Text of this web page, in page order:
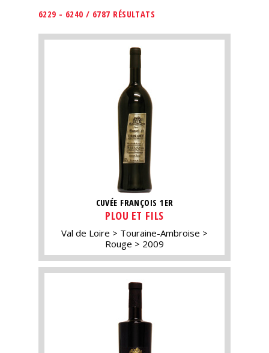
6229 - 6240 / 6787 RÉSULTATS
CUVÉE FRANÇOIS 1ER
PLOU ET FILS
Val de Loire
Touraine-Ambroise
Rouge
2009